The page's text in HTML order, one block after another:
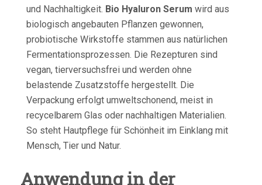
und Nachhaltigkeit. Bio Hyaluron Serum wird aus
biologisch angebauten Pflanzen gewonnen,
probiotische Wirkstoffe stammen aus natürlichen
Fermentationsprozessen. Die Rezepturen sind
vegan, tierversuchsfrei und werden ohne
belastende Zusatzstoffe hergestellt. Die
Verpackung erfolgt umweltschonend, meist in
recycelbarem Glas oder nachhaltigen Materialien.
So steht Hautpflege für Schönheit im Einklang mit
Mensch, Tier und Natur.
Anwendung in der